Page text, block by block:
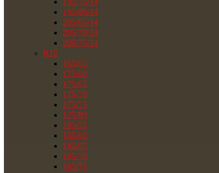
195/80/14
205/65/14
205/70/14
205/75/14
R15
165/65
175/60
175/65
175/70
175/75
175/80
185/55
185/60
185/65
185/70
185/75